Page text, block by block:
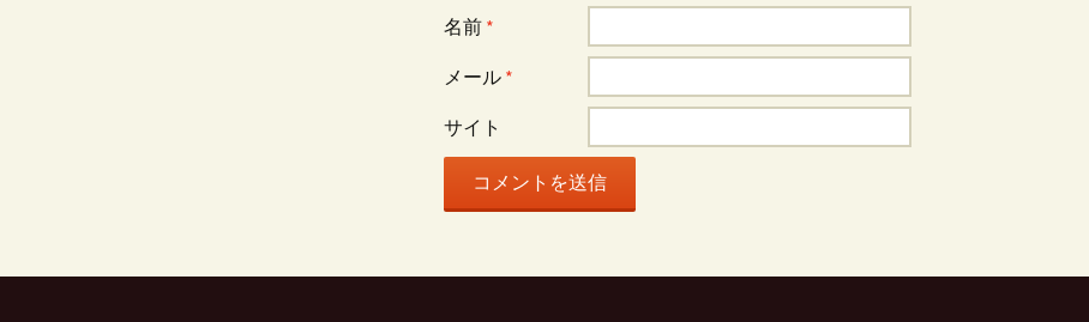
名前 *
メール *
サイト